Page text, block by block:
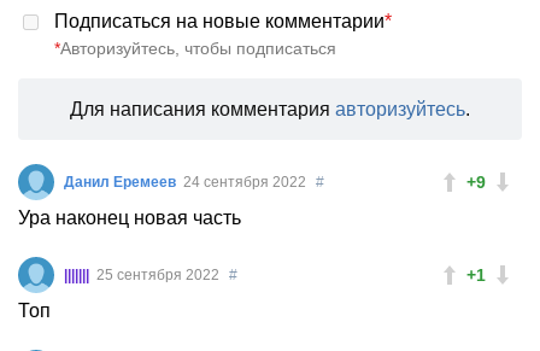
Подписаться на новые комментарии*
*Авторизуйтесь, чтобы подписаться
Для написания комментария авторизуйтесь.
+9
Данил Еремеев 24 сентября 2022 #
Ура наконец новая часть
+1
||||||| 25 сентября 2022 #
Топ